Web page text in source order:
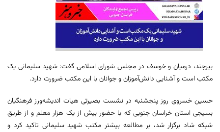
بیرجند، درمیان و خوسف در مجلس شورای اسلامی گفت: شهید سلیمانی یک
مکتب است و آشنایی دانش‌آموزان و جوانان با این مکتب ضرورت دارد.
حسین خسروی روز پنجشنبه در نشست بصیرتی هیات اندیشه‌ورز فرهنگیان
بسیجی استان خراسان جنوبی که با حضور بیش از یک هزار معلم و از طریق
شبکه شاد برگزار شد، بر مطالعه بیشتر مکتب شهید سلیمانی تاکید کرد و